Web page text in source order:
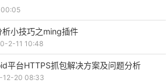
析小技巧之ming插件
2-11 10:48
平台HTTPS抓包解决方案及问题分析
12-20 08:33